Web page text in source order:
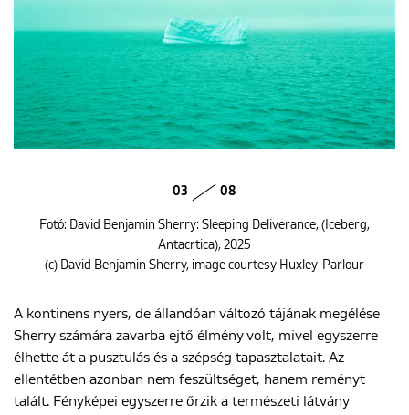
03 08
Fotó: David Benjamin Sherry: Sleeping Deliverance, (Iceberg,
Antacrtica), 2025
(c) David Benjamin Sherry, image courtesy Huxley-Parlour
A kontinens nyers, de állandóan változó tájának megélése
Sherry számára zavarba ejtő élmény volt, mivel egyszerre
élhette át a pusztulás és a szépség tapasztalatait. Az
ellentétben azonban nem feszültséget, hanem reményt
talált. Fényképei egyszerre őrzik a természeti látvány